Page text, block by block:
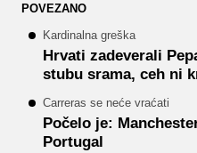
POVEZANO
Kardinalna greška
Hrvati zadeverali
stubu srama, ceh ni
Carreras se neće vraćati
Počelo je:
Portugal